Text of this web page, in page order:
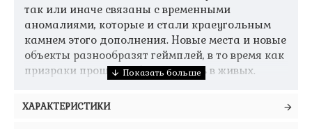
так или иначе связаны с временными
аномалиями, которые и стали краеугольным
камнем этого дополнения. Новые места и новые
объекты разнообразят геймплей, в то время как
призраки прошлого будут гулять в живых.
ХАРАКТЕРИСТИКИ